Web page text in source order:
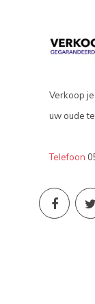
Verkoop
uw oude
Telefoon